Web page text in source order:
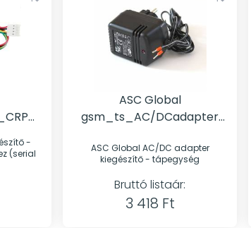
(serial
ASC Global
gsm_ts_AC/DCadapter
ASC Global AC/DC adapter
kiegészítő - tápegység
Bruttó listaár:
3 418 Ft